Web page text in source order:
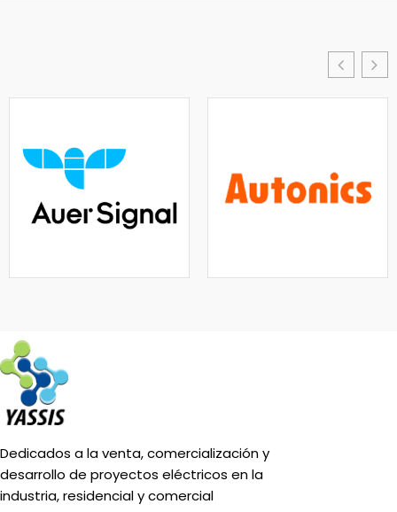
Dedicados a la venta, comercialización y
desarrollo de proyectos eléctricos en la
industria, residencial y comercial